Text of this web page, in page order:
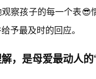
察孩子的每一个表
予最及时的回应。
，是母爱最动人